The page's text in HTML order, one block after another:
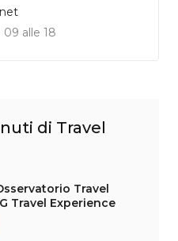
09 alle 18
di Travel
Travel
Travel Experience